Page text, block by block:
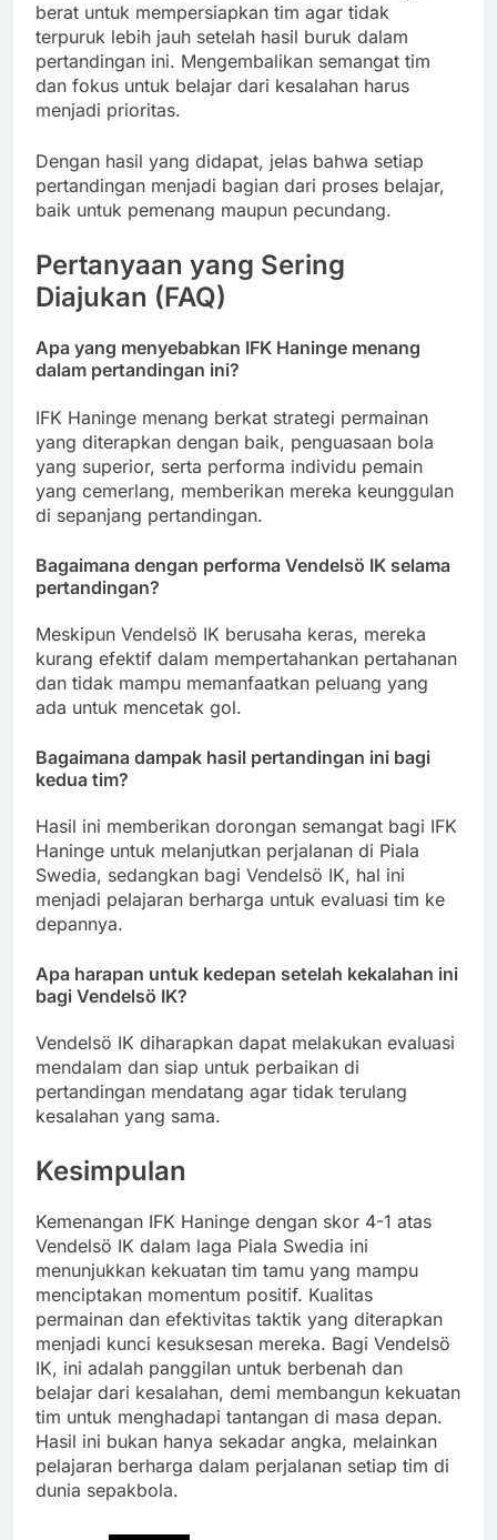
berat untuk mempersiapkan tim agar tidak
terpuruk lebih jauh setelah hasil buruk dalam
pertandingan ini. Mengembalikan semangat tim
dan fokus untuk belajar dari kesalahan harus
menjadi prioritas.
Dengan hasil yang didapat, jelas bahwa setiap
pertandingan menjadi bagian dari proses belajar,
baik untuk pemenang maupun pecundang.
Pertanyaan yang Sering
Diajukan (FAQ)
Apa yang menyebabkan IFK Haninge menang
dalam pertandingan ini?
IFK Haninge menang berkat strategi permainan
yang diterapkan dengan baik, penguasaan bola
yang superior, serta performa individu pemain
yang cemerlang, memberikan mereka keunggulan
di sepanjang pertandingan.
Bagaimana dengan performa Vendelsö IK selama
pertandingan?
Meskipun Vendelsö IK berusaha keras, mereka
kurang efektif dalam mempertahankan pertahanan
dan tidak mampu memanfaatkan peluang yang
ada untuk mencetak gol.
Bagaimana dampak hasil pertandingan ini bagi
kedua tim?
Hasil ini memberikan dorongan semangat bagi IFK
Haninge untuk melanjutkan perjalanan di Piala
Swedia, sedangkan bagi Vendelsö IK, hal ini
menjadi pelajaran berharga untuk evaluasi tim ke
depannya.
Apa harapan untuk kedepan setelah kekalahan ini
bagi Vendelsö IK?
Vendelsö IK diharapkan dapat melakukan evaluasi
mendalam dan siap untuk perbaikan di
pertandingan mendatang agar tidak terulang
kesalahan yang sama.
Kesimpulan
Kemenangan IFK Haninge dengan skor 4-1 atas
Vendelsö IK dalam laga Piala Swedia ini
menunjukkan kekuatan tim tamu yang mampu
menciptakan momentum positif. Kualitas
permainan dan efektivitas taktik yang diterapkan
menjadi kunci kesuksesan mereka. Bagi Vendelsö
IK, ini adalah panggilan untuk berbenah dan
belajar dari kesalahan, demi membangun kekuatan
tim untuk menghadapi tantangan di masa depan.
Hasil ini bukan hanya sekadar angka, melainkan
pelajaran berharga dalam perjalanan setiap tim di
dunia sepakbola.